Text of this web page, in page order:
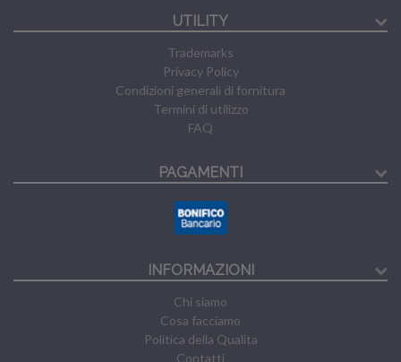
UTILITY
Trademarks
Privacy Policy
Condizioni generali di fornitura
Termini di utilizzo
FAQ
PAGAMENTI
INFORMAZIONI
Chi siamo
Cosa facciamo
Politica della Qualita
Contatti